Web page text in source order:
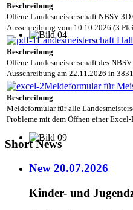
Beschreibung
Offene Landesmeisterschaft NBSV
Ausschreibung vom 10.10.2026 (3
Landesmeisterschaft
Beschreibung
Offene Landesmeisterschaft des
Ausschreibung am 22.11.2026 in
Meldeformular für
Beschreibung
Meldeformular für alle
Probleme mit dem Öffnen einer Excel-
Short News
New 20.07.2026
Kinder- und